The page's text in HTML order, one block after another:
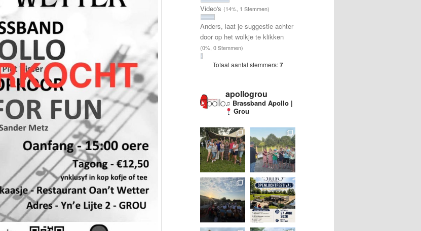
Video's (14%, 1 Stemmen)
Anders, laat je suggestie achter
door op het wolkje te klikken
(0%, 0 Stemmen)
Totaal aantal stemmers:7
apollogrou
♫ Brassband Apollo |
Grou